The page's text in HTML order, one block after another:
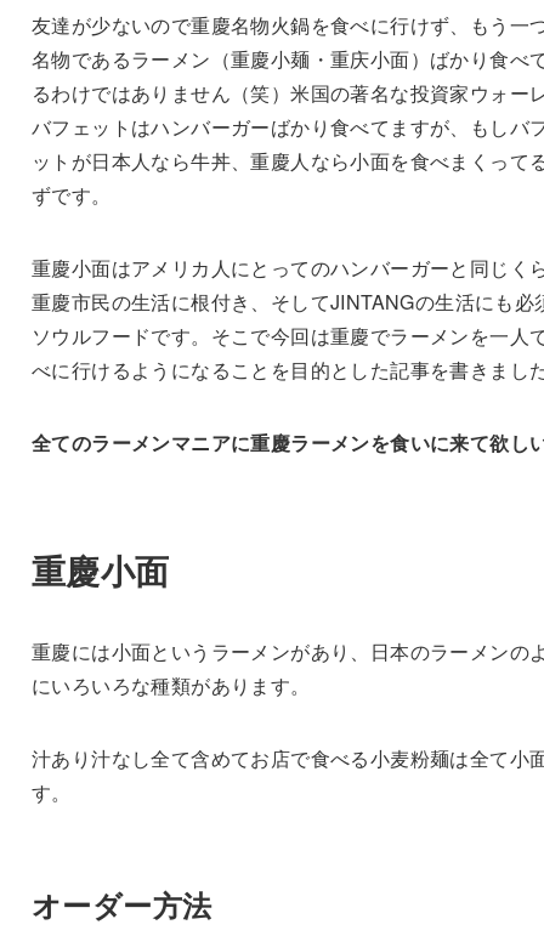
友達が少ないので重慶名物火鍋を食べに行けず、もう一
名物であるラーメン（重慶小麺・重庆小面）ばかり食べ
るわけではありません（笑）米国の著名な投資家ウォー
バフェットはハンバーガーばかり食べてますが、もしバ
ットが日本人なら牛丼、重慶人なら小面を食べまくって
ずです。
重慶小面はアメリカ人にとってのハンバーガーと同じく
重慶市民の生活に根付き、そしてJINTANGの生活にも必
ソウルフードです。そこで今回は重慶でラーメンを一人
べに行けるようになることを目的とした記事を書きまし
全てのラーメンマニアに重慶ラーメンを食いに来て欲し
重慶小面
重慶には小面というラーメンがあり、日本のラーメンの
にいろいろな種類があります。
汁あり汁なし全て含めてお店で食べる小麦粉麺は全て小
す。
オーダー方法